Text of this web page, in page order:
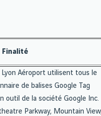
Finalité
Aéroport utilisent tous le
de balises Google Tag
outil de la société Google Inc.
Parkway, Mountain